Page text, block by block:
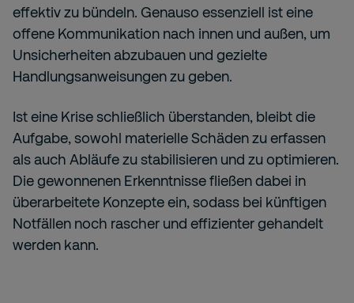
effektiv zu bündeln. Genauso essenziell ist eine
offene Kommunikation nach innen und außen, um
Unsicherheiten abzubauen und gezielte
Handlungsanweisungen zu geben.
Ist eine Krise schließlich überstanden, bleibt die
Aufgabe, sowohl materielle Schäden zu erfassen
als auch Abläufe zu stabilisieren und zu optimieren.
Die gewonnenen Erkenntnisse fließen dabei in
überarbeitete Konzepte ein, sodass bei künftigen
Notfällen noch rascher und effizienter gehandelt
werden kann.